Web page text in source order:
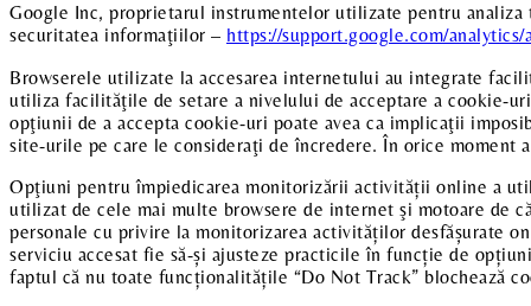
Google Inc, proprietarul instrumentelor utilizate pentru
securitatea informaţiilor – https://support.google.com/
Browserele utilizate la accesarea internetului au integrate
utiliza facilităţile de setare a nivelului de acceptare a cookie-
opţiunii de a accepta cookie-uri poate avea ca implicaţii
site-urile pe care le consideraţi de încredere. În orice
Opţiuni pentru împiedicarea monitorizării activității online a
utilizat de cele mai multe browsere de internet şi motoare de
personale cu privire la monitorizarea activităților desfășurate
serviciu accesat fie să-și ajusteze practicile în funcție de
faptul că nu toate funcționalitățile “Do Not Track” blochează